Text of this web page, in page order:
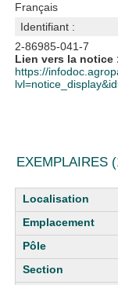
Français
Identifiant :
2-86985-041-7
Lien vers la notice
https://
EXEMPLAIRES
Liste des exemplaires